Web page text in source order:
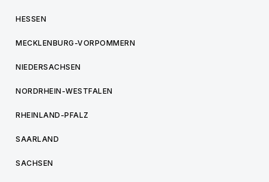
HESSEN
MECKLENBURG-VORPOMMERN
NIEDERSACHSEN
NORDRHEIN-WESTFALEN
RHEINLAND-PFALZ
SAARLAND
SACHSEN